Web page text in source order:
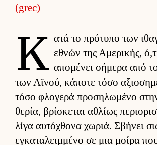
(grec)
Κ ατά το πρότυπο των
εθνών της Αμερικής,
απομένει σήμερα από
των Αϊνού, κάποτε τόσο
τόσο φλογερά προσηλωμένο
θερία, βρίσκεται αθλίως
λίγα αυ­τόχθονα χωριά. Σβήνει
εγκαταλειμ­μένο σε μια μοίρα